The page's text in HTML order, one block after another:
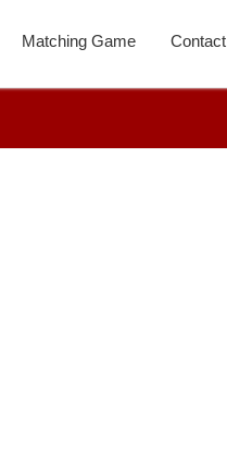
Matching Game Contact